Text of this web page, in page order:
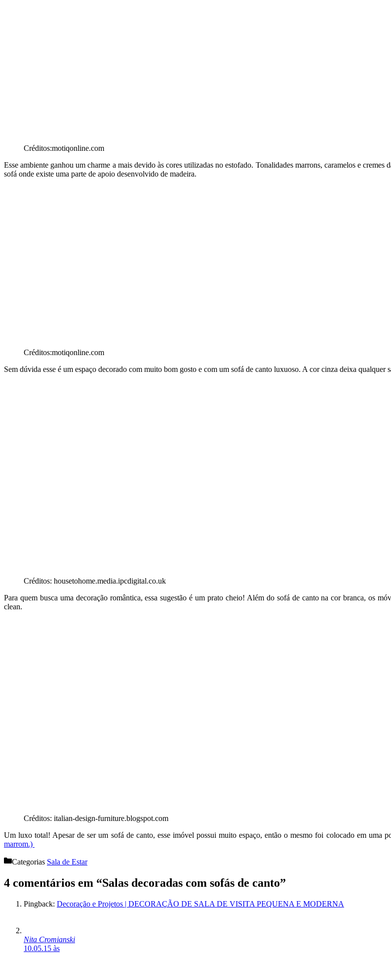
Créditos:motiqonline.com
Esse ambiente ganhou um charme a mais devido às cores utilizadas no estofado. Tonalidades marrons, caramelos e
sofá onde existe uma parte de apoio desenvolvido de madeira.
Créditos:motiqonline.com
Sem dúvida esse é um espaço decorado com muito bom gosto e com um sofá de canto luxuoso. A cor cinza deixa qualquer
Créditos: housetohome.media.ipcdigital.co.uk
Para quem busca uma decoração romântica, essa sugestão é um prato cheio! Além do sofá de canto na cor branca, os
clean.
Créditos: italian-design-furniture.blogspot.com
Um luxo total! Apesar de ser um sofá de canto, esse imóvel possui muito espaço, então o mesmo foi colocado em uma
marrom.)
Categorias Sala de Estar
4 comentários em “Salas decoradas com sofás de canto”
Pingback: Decoração e Projetos | DECORAÇÃO DE SALA DE VISITA PEQUENA E MODERNA
Nita Cromianski
10.05.15 às